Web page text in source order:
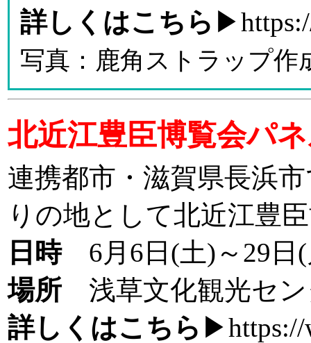
詳しくはこちら ▶
写真：鹿角ストラップ作
北近江豊臣博覧会パ
連携都市・滋賀県長浜
りの地として北近江豊
日時6月6日(土)～29日(
場所 浅草文化観光セン
詳しくはこちら ▶https://